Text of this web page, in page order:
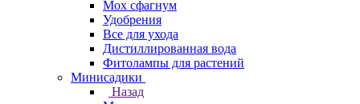
Мох сфагнум
Удобрения
Все для ухода
Дистиллированная вода
Фитолампы для растений
Минисадики
Назад